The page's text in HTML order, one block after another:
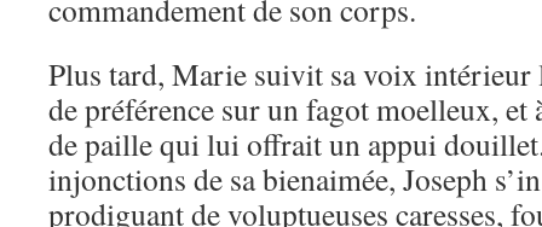
commandement de son corps.
Plus tard, Marie suivit sa voix intérieur
de préférence sur un fagot moelleux, et
de paille qui lui offrait un appui
injonctions de sa bienaimée, Joseph
prodiguant de voluptueuses caresses,